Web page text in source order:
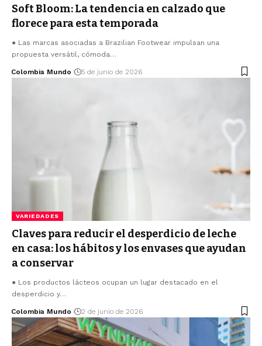
Soft Bloom: La tendencia en calzado que
florece para esta temporada
● Las marcas asociadas a Brazilian Footwear impulsan una
propuesta versátil, cómoda…
Colombia Mundo 5 de junio de 2026
VARIEDADES
Claves para reducir el desperdicio de leche
en casa: los hábitos y los envases que ayudan
a conservar
● Los productos lácteos ocupan un lugar destacado en el
desperdicio y…
Colombia Mundo 2 de junio de 2026